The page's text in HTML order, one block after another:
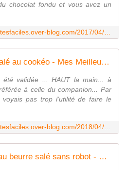
chocolat fondu et vous avez un
Caramel au beurre salé au cookéo - Mes Meilleures Recettes Faciles
validée ... HAUT la main... à
à celle du companion... Par
pas trop l'utilité de faire le
Recette de caramel au beurre salé sans robot - Mes Meilleures Recettes Faciles